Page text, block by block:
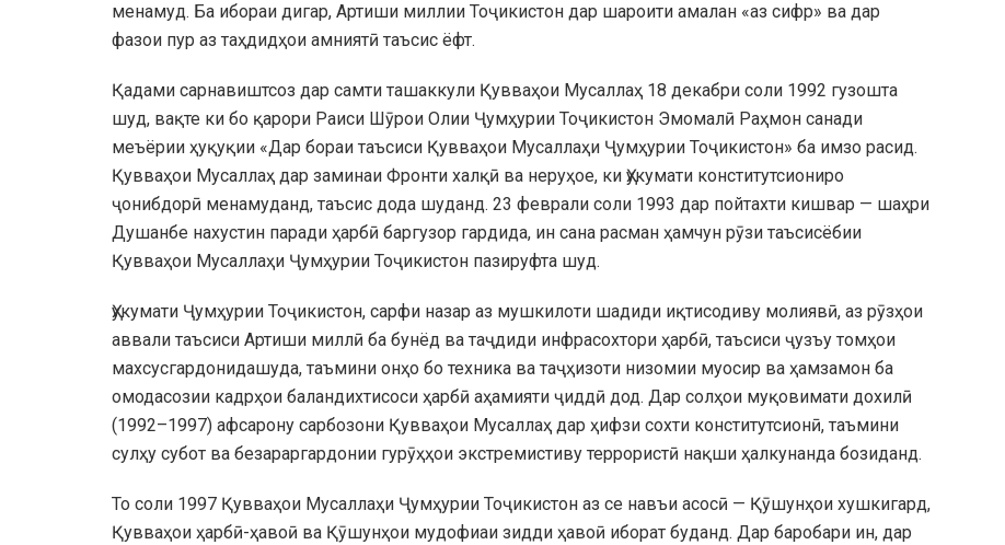
менамуд. Ба ибораи дигар, Артиши миллии Тоҷикистон дар шароити амалан «аз сифр» ва дар
фазои пур аз таҳдидҳои амниятӣ таъсис ёфт.
Қадами сарнавиштсоз дар самти ташаккули Қувваҳои Мусаллаҳ 18 декабри соли 1992 гузошта
шуд, вақте ки бо қарори Раиси Шӯрои Олии Ҷумҳурии Тоҷикистон Эмомалӣ Раҳмон санади
меъёрии ҳуқуқии «Дар бораи таъсиси Қувваҳои Мусаллаҳи Ҷумҳурии Тоҷикистон» ба имзо расид.
Қувваҳои Мусаллаҳ дар заминаи Фронти халқӣ ва неруҳое, ки Ҳукумати конститутсиониро
ҷонибдорӣ менамуданд, таъсис дода шуданд. 23 феврали соли 1993 дар пойтахти кишвар — шаҳри
Душанбе нахустин паради ҳарбӣ баргузор гардида, ин сана расман ҳамчун рӯзи таъсисёбии
Қувваҳои Мусаллаҳи Ҷумҳурии Тоҷикистон пазируфта шуд.
Ҳукумати Ҷумҳурии Тоҷикистон, сарфи назар аз мушкилоти шадиди иқтисодиву молиявӣ, аз рӯзҳои
аввали таъсиси Артиши миллӣ ба бунёд ва таҷдиди инфрасохтори ҳарбӣ, таъсиси ҷузъу томҳои
махсусгардонидашуда, таъмини онҳо бо техника ва таҷҳизоти низомии муосир ва ҳамзамон ба
омодасозии кадрҳои баландихтисоси ҳарбӣ аҳамияти ҷиддӣ дод. Дар солҳои муқовимати дохилӣ
(1992–1997) афсарону сарбозони Қувваҳои Мусаллаҳ дар ҳифзи сохти конститутсионӣ, таъмини
сулҳу субот ва безараргардонии гурӯҳҳои экстремистиву террористӣ нақши ҳалкунанда бозиданд.
То соли 1997 Қувваҳои Мусаллаҳи Ҷумҳурии Тоҷикистон аз се навъи асосӣ — Қӯшунҳои хушкигард,
Қувваҳои ҳарбӣ-ҳавоӣ ва Қӯшунҳои мудофиаи зидди ҳавоӣ иборат буданд. Дар баробари ин, дар